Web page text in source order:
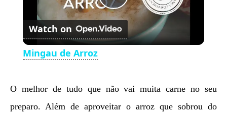
Play
Video
Watch on
Mingau de Arroz
O melhor de tudo que não vai muita carne no seu
preparo. Além de aproveitar o arroz que sobrou do